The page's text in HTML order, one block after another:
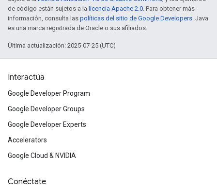
de código están sujetos a la licencia Apache 2.0. Para obtener más
información, consulta las políticas del sitio de Google Developers. Java
es una marca registrada de Oracle o sus afiliados.
Última actualización: 2025-07-25 (UTC)
Interactúa
Google Developer Program
Google Developer Groups
Google Developer Experts
Accelerators
Google Cloud & NVIDIA
Conéctate